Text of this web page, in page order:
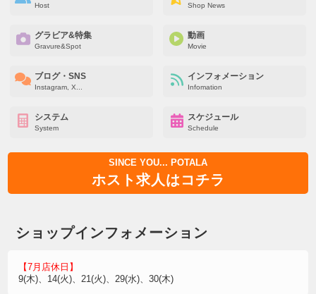
Host Shop News
グラビア&特集
Gravure&Spot
動画
Movie
ブログ・SNS
Instagram, X...
インフォメーション
Infomation
システム
System
スケジュール
Schedule
SINCE YOU... POTALA
ホスト求人はコチラ
ショップインフォメーション
【7月店休日】
9(木)、14(火)、21(火)、29(水)、30(木)